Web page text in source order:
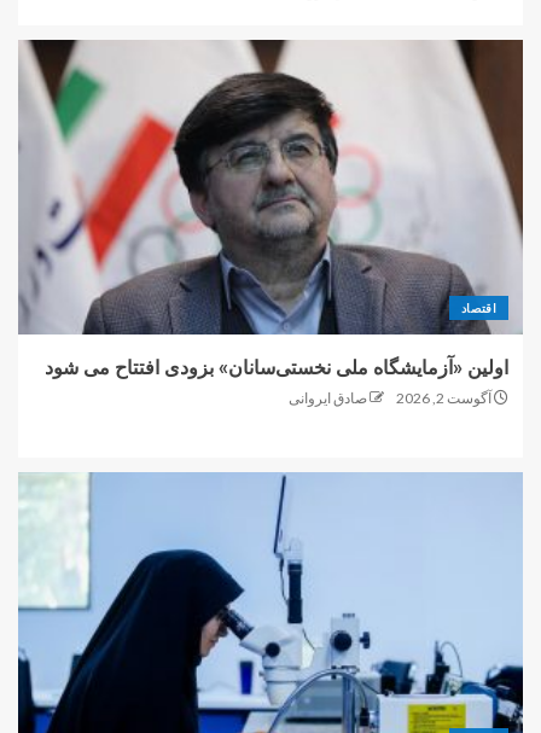
اقتصاد
اولین «آزمایشگاه ملی نخستی‌سانان» بزودی افتتاح می شود
آگوست 2, 2026 صادق ایروانی